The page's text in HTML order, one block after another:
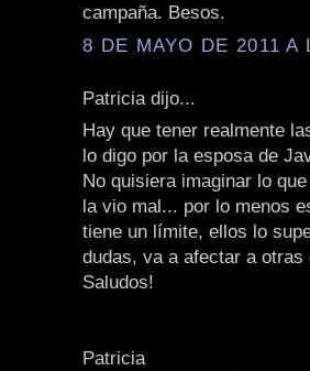
campaña. Besos.
8 DE MAYO DE 2011 A
Patricia dijo...
Hay que tener realmente
lo digo por la esposa de
No quisiera imaginar lo
la vio mal... por lo menos
tiene un límite, ellos lo
dudas, va a afectar a
Saludos!
Patricia